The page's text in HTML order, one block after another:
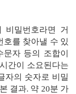
밀번호라면 거
호를 찾아낼 수 있
문자 등의 조합이
간이 소요된다는
자의 숫자로 비밀
결과. 약 20분 가